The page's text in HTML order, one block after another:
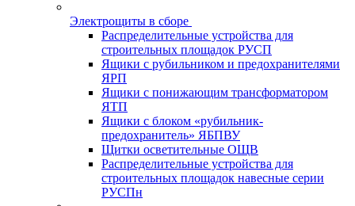
Электрощиты в сборе
Распределительные устройства для
строительных площадок РУСП
Ящики с рубильником и предохранителями
ЯРП
Ящики с понижающим трансформатором
ЯТП
Ящики с блоком «рубильник-
предохранитель» ЯБПВУ
Щитки осветительные ОЩВ
Распределительные устройства для
строительных площадок навесные серии
РУСПн